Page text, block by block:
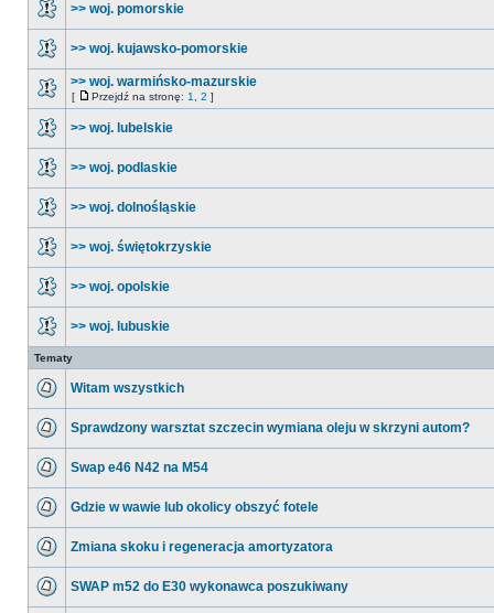
>> woj. pomorskie
>> woj. kujawsko-pomorskie
>> woj. warmińsko-mazurskie
[ Przejdź na stronę: 1 2 ]
>> woj. lubelskie
>> woj. podlaskie
>> woj. dolnośląskie
>> woj. świętokrzyskie
>> woj. opolskie
>> woj. lubuskie
Tematy
Witam wszystkich
Sprawdzony warsztat szczecin wymiana oleju w skrzyni autom?
Swap e46 N42 na M54
Gdzie w wawie lub okolicy obszyć fotele
Zmiana skoku i regeneracja amortyzatora
SWAP m52 do E30 wykonawca poszukiwany